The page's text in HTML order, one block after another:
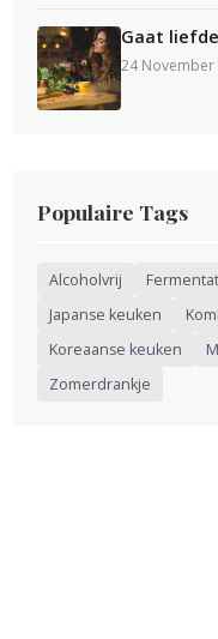
Gaat
24 November
Populaire Tags
Alcoholvrij
Japanse keuken
Koreaanse keuken
Zomerdrankje